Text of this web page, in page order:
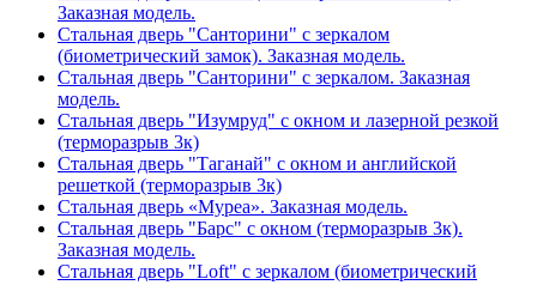
Заказная модель.
Стальная дверь "Санторини" с зеркалом
(биометрический замок). Заказная модель.
Стальная дверь "Санторини" с зеркалом. Заказная
модель.
Стальная дверь "Изумруд" с окном и лазерной резкой
(терморазрыв 3к)
Стальная дверь "Таганай" с окном и английской
решеткой (терморазрыв 3к)
Стальная дверь «Муреа». Заказная модель.
Стальная дверь "Барс" с окном (терморазрыв 3к).
Заказная модель.
Стальная дверь "Loft" с зеркалом (биометрический